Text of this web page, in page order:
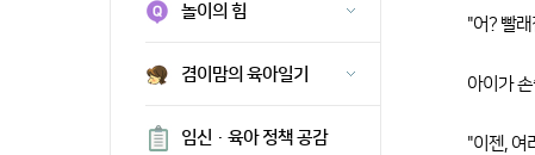
놀이의 힘
겸이맘의 육아일기
임신·육아 정책 공감
"어? 빨
아이가
"이젠, 여